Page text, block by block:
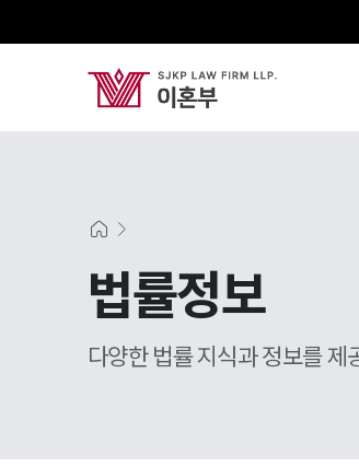
법률정보
다양한 법률 지식과 정보를 제